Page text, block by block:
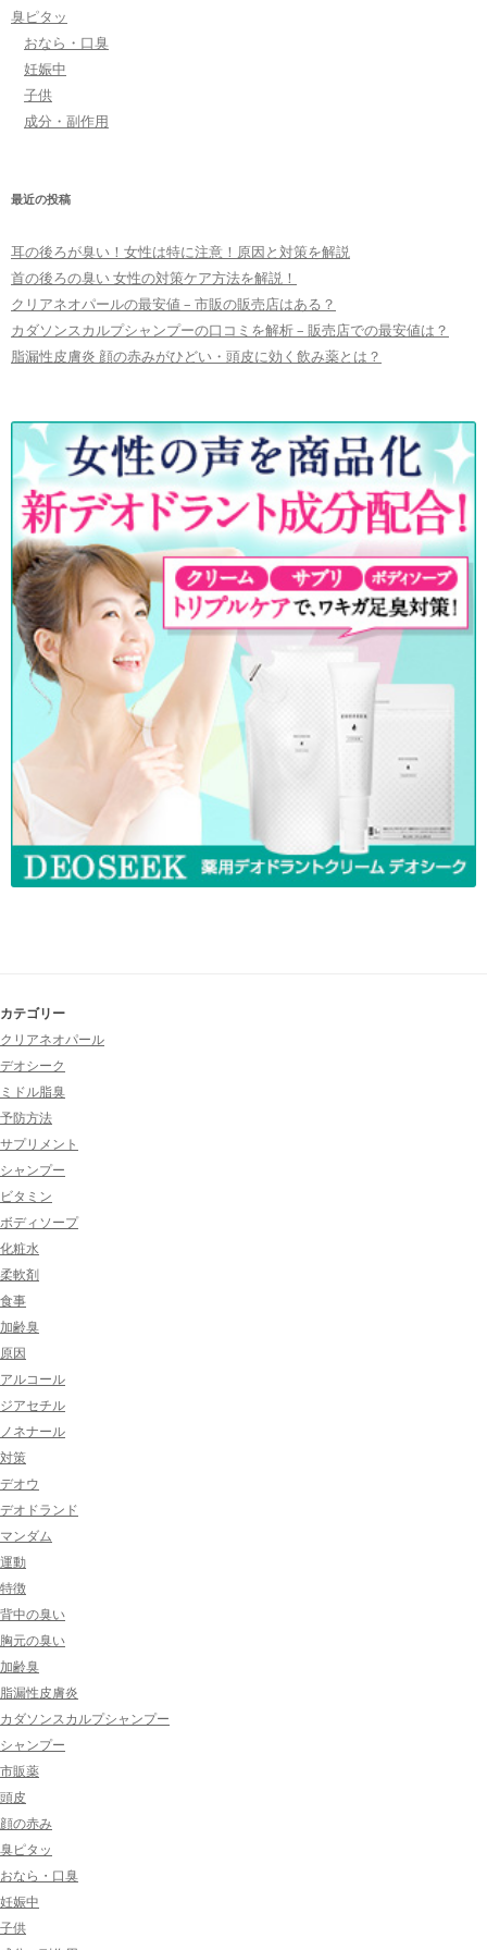
臭ピタッ
おなら・口臭
妊娠中
子供
成分・副作用
最近の投稿
耳の後ろが臭い！女性は特に注意！原因と対策を解説
首の後ろの臭い 女性の対策ケア方法を解説！
クリアネオパールの最安値 – 市販の販売店はある？
カダソンスカルプシャンプーの口コミを解析 – 販売店での最安値は？
脂漏性皮膚炎 顔の赤みがひどい・頭皮に効く飲み薬とは？
カテゴリー
クリアネオパール
デオシーク
ミドル脂臭
予防方法
サプリメント
シャンプー
ビタミン
ボディソープ
化粧水
柔軟剤
食事
加齢臭
原因
アルコール
ジアセチル
ノネナール
対策
デオウ
デオドランド
マンダム
運動
特徴
背中の臭い
胸元の臭い
加齢臭
脂漏性皮膚炎
カダソンスカルプシャンプー
シャンプー
市販薬
頭皮
顔の赤み
臭ピタッ
おなら・口臭
妊娠中
子供